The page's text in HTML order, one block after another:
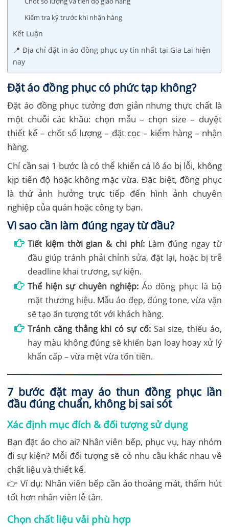
Kiểm tra kỹ trước khi nhận hàng
Kết Luận
📍 Địa chỉ đặt in áo đồng phục uy tín nhất tại Gia Lai hiện
nay
Đặt áo đồng phục có phức tạp không?
Đặt áo đồng phục tưởng đơn giản nhưng thực chất là
một chuỗi các khâu: chọn mẫu – chọn size – duyệt
thiết kế – chốt số lượng – đặt cọc – kiểm hàng – nhận
hàng.
Chỉ cần sai 1 bước là có thể khiến cả lô áo bị lỗi, không
kịp tiến độ hoặc không mặc vừa. Đặc biệt, đồng phục
là thứ ảnh hưởng trực tiếp đến hình ảnh chuyên
nghiệp của quán hoặc công ty bạn.
Vì sao cần làm đúng ngay từ đầu?
Tiết kiệm thời gian & chi phí:Làm đúng ngay từ
đầu giúp tránh phải chỉnh sửa, đặt lại, hoặc bị trễ
deadline khai trương, sự kiện.
Thể hiện sự chuyên nghiệp: Áo đồng phục là bộ
mặt thương hiệu. Mẫu áo đẹp, đúng tone, vừa vặn
sẽ tạo ấn tượng tốt với khách hàng.
Tránh căng thẳng khi có sự cố:Sai size, thiếu áo,
hay màu không đúng sẽ khiến bạn loay hoay xử lý
khẩn cấp – vừa mệt vừa tốn tiền.
7 bước đặt may áo thun đồng phục lần
đầu đúng chuẩn, không bị sai sót
Xác định mục đích & đối tượng sử dụng
Bạn đặt áo cho ai? Nhân viên bếp, phục vụ, hay nhóm
đi sự kiện? Mỗi đối tượng sẽ có nhu cầu khác nhau về
chất liệu và thiết kế.
👉 Ví dụ: Nhân viên bếp cần áo thoáng mát, thấm hút
tốt hơn nhân viên lễ tân.
Chọn chất liệu vải phù hợp